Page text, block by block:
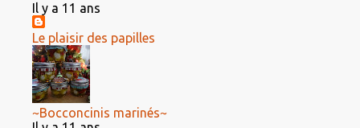
Il y a 11 ans
Le plaisir des papilles
~Bocconcinis marinés~